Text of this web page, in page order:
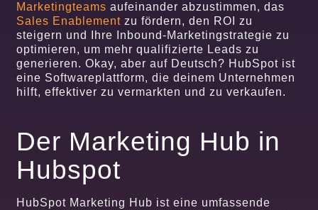
Marketingteams aufeinander abzustimmen, das
Sales Enablement zu fördern, den ROI zu
steigern und Ihre Inbound-Marketingstrategie zu
optimieren, um mehr qualifizierte Leads zu
generieren. Okay, aber auf Deutsch? HubSpot ist
eine Softwareplattform, die deinem Unternehmen
hilft, effektiver zu vermarkten und zu verkaufen.
Der Marketing Hub in
Hubspot
HubSpot Marketing Hub ist eine umfassende